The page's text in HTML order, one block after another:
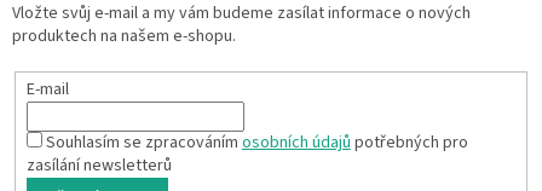
Vložte svůj e-mail a my vám budeme zasílat informace o nových
produktech na našem e-shopu.
E-mail
Souhlasím se zpracovánímosobních údajůpotřebných pro
zasílání newsletterů